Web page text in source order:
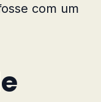
com um